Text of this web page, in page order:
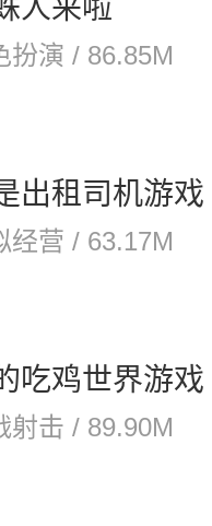
人来啦
扮演 / 86.85M
出租司机游戏
经营 / 63.17M
吃鸡世界游戏
射击 / 89.90M